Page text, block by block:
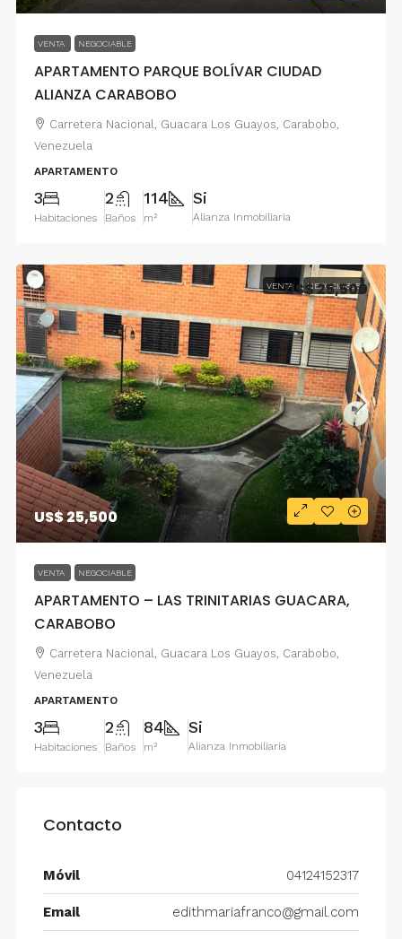
VENTA NEGOCIABLE
APARTAMENTO PARQUE BOLÍVAR CIUDAD
ALIANZA CARABOBO
Carretera Nacional, Guacara Los Guayos, Carabobo,
Venezuela
APARTAMENTO
3
Habitaciones
2
Baños
114
m²
Si
Alianza Inmobiliaria
VENTA NEGOCIABLE
US$ 25,500
VENTA NEGOCIABLE
APARTAMENTO – LAS TRINITARIAS GUACARA,
CARABOBO
US$ 25,500
Carretera Nacional, Guacara Los Guayos, Carabobo,
Venezuela
APARTAMENTO
3
Habitaciones
2
Baños
84
m²
Si
Alianza Inmobiliaria
Contacto
Móvil 04124152317
Email edithmariafranco@gmail.com